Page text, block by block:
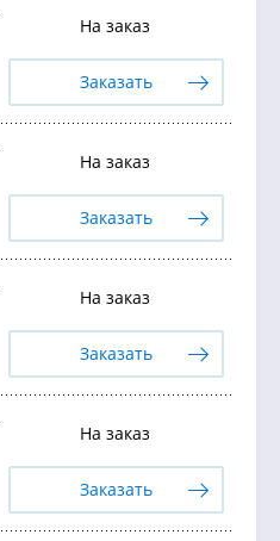
На заказ
Заказать
На заказ
Заказать
На заказ
Заказать
На заказ
Заказать